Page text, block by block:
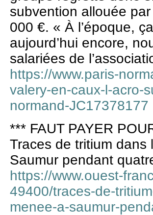
subvention allouée
000 €. « À l’époque,
aujourd’hui encore,
salariées de
https://www.paris-
valery-en-caux-l-acro-
normand-JC17378177
*** FAUT PAYER
Traces de tritium
Saumur pendant
https://www.ouest-
49400/traces-de-
menee-a-saumur-